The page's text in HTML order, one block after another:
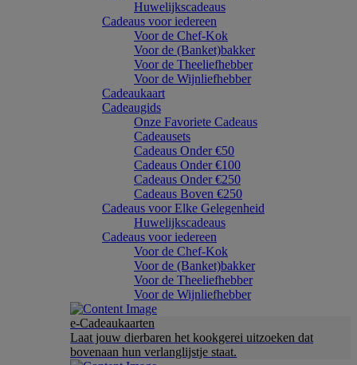
Huwelijkscadeaus
Cadeaus voor iedereen
Voor de Chef-Kok
Voor de (Banket)bakker
Voor de Theeliefhebber
Voor de Wijnliefhebber
Cadeaukaart
Cadeaugids
Onze Favoriete Cadeaus
Cadeausets
Cadeaus Onder €50
Cadeaus Onder €100
Cadeaus Onder €250
Cadeaus Boven €250
Cadeaus voor Elke Gelegenheid
Huwelijkscadeaus
Cadeaus voor iedereen
Voor de Chef-Kok
Voor de (Banket)bakker
Voor de Theeliefhebber
Voor de Wijnliefhebber
e-Cadeaukaarten
Laat jouw dierbaren het kookgerei uitzoeken dat
bovenaan hun verlanglijstje staat.